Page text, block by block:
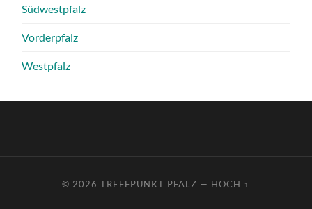
Südwestpfalz
Vorderpfalz
Westpfalz
© 2026TREFFPUNKT PFALZ — HOCH ↑